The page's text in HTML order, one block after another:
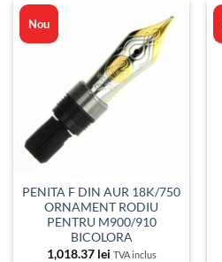
Nou
PENITA F DIN AUR 18K/750
ORNAMENT RODIU
PENTRU M900/910
BICOLORA
1,018.37 lei TVA inclus